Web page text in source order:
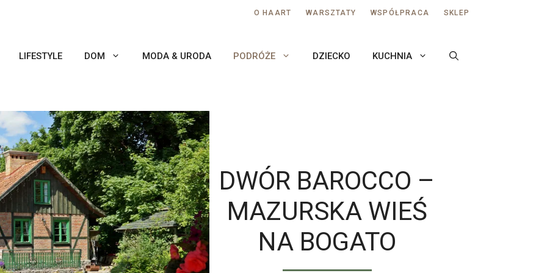
O HAART WARSZTATY WSPÓŁPRACA SKLEP
LIFESTYLE DOM MODA & URODA PODRÓŻE DZIECKO KUCHNIA
DWÓR BAROCCO –
MAZURSKA WIEŚ
NA BOGATO